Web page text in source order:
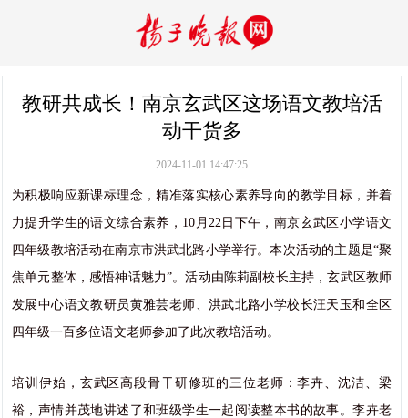
教研共成长！南京玄武区这场语文教培活
动干货多
2024-11-01 14:47:25
为积极响应新课标理念，精准落实核心素养导向的教学目标，并着
力提升学生的语文综合素养，10月22日下午，南京玄武区小学语文
四年级教培活动在南京市洪武北路小学举行。本次活动的主题是“聚
焦单元整体，感悟神话魅力”。活动由陈莉副校长主持，玄武区教师
发展中心语文教研员黄雅芸老师、洪武北路小学校长汪天玉和全区
四年级一百多位语文老师参加了此次教培活动。
培训伊始，玄武区高段骨干研修班的三位老师：李卉、沈洁、梁
裕，声情并茂地讲述了和班级学生一起阅读整本书的故事。李卉老